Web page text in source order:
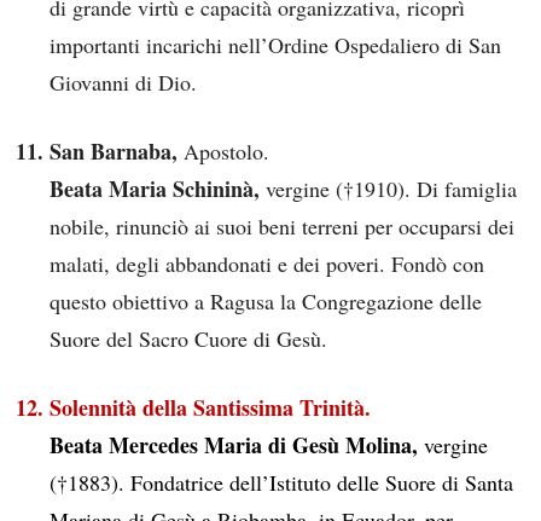
di grande virtù e capacità organizzativa, ricoprì
importanti incarichi nell’Ordine Ospedaliero di San
Giovanni di Dio.
San Barnaba, Apostolo.
Beata Maria Schininà, vergine (†1910). Di famiglia
nobile, rinunciò ai suoi beni terreni per occuparsi dei
malati, degli abbandonati e dei poveri. Fondò con
questo obiettivo a Ragusa la Congregazione delle
Suore del Sacro Cuore di Gesù.
Solennità della Santissima Trinità.
Beata Mercedes Maria di Gesù Molina, vergine
(†1883). Fondatrice dell’Istituto delle Suore di Santa